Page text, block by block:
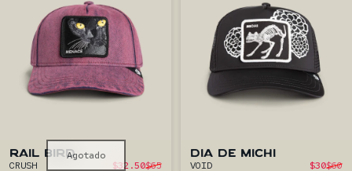
Agotado
RAIL BIRD
Precio de oferta
$32.50$65
CRUSH
DIA DE MICHI
$30$60
VOID